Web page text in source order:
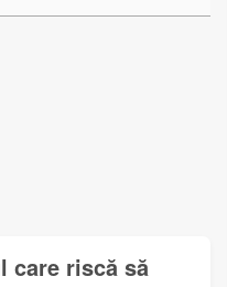
care riscă să